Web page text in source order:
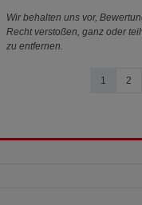
Wir behalten uns vor,
Recht verstoßen, ganz oder
zu entfernen.
1 2